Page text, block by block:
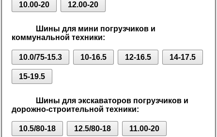
10.00-20 12.00-20
Шины для мини погрузчиков и
коммунальной техники:
10.0/75-15.3 10-16.5 12-16.5 14-17.5
15-19.5
Шины для экскаваторов погрузчиков и
дорожно-строительной техники:
10.5/80-18 12.5/80-18 11.00-20